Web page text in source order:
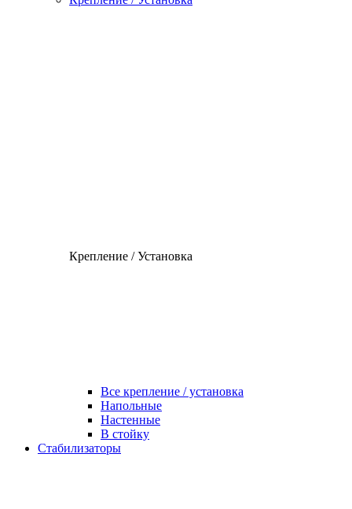
Крепление / Установка
Все крепление / установка
Напольные
Настенные
В стойку
Стабилизаторы